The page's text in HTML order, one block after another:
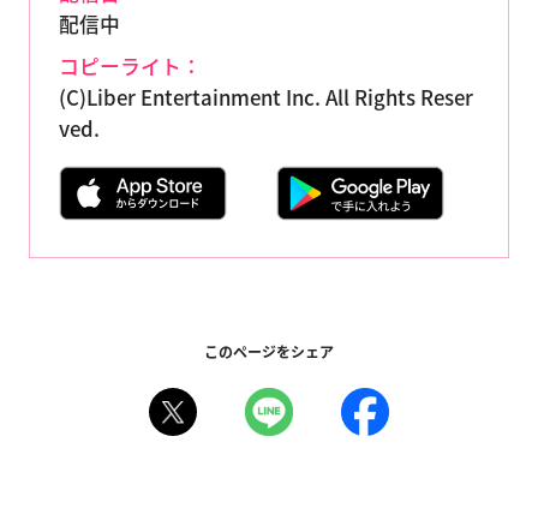
配信中
コピーライト：
(C)Liber Entertainment Inc. All Rights Reser
ved.
このページをシェア